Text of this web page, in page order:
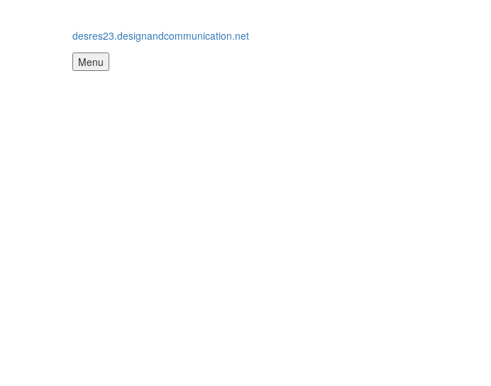
desres23.designandcommunication.net
Menu